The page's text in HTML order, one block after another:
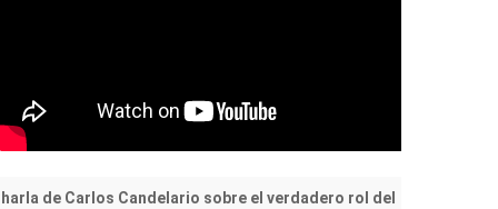
de Carlos Candelario sobre el verdadero rol del